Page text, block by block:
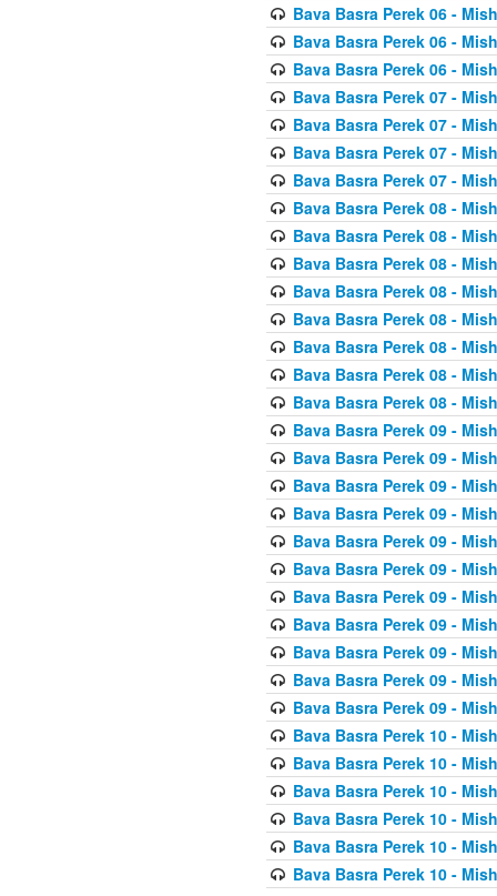
Bava Basra Perek 06 -
Bava Basra Perek 06 -
Bava Basra Perek 06 -
Bava Basra Perek 07 -
Bava Basra Perek 07 -
Bava Basra Perek 07 -
Bava Basra Perek 07 -
Bava Basra Perek 08 -
Bava Basra Perek 08 -
Bava Basra Perek 08 -
Bava Basra Perek 08 -
Bava Basra Perek 08 -
Bava Basra Perek 08 -
Bava Basra Perek 08 -
Bava Basra Perek 08 -
Bava Basra Perek 09 -
Bava Basra Perek 09 -
Bava Basra Perek 09 -
Bava Basra Perek 09 -
Bava Basra Perek 09 -
Bava Basra Perek 09 -
Bava Basra Perek 09 -
Bava Basra Perek 09 -
Bava Basra Perek 09 -
Bava Basra Perek 09 -
Bava Basra Perek 09 -
Bava Basra Perek 10 -
Bava Basra Perek 10 -
Bava Basra Perek 10 -
Bava Basra Perek 10 -
Bava Basra Perek 10 -
Bava Basra Perek 10 -